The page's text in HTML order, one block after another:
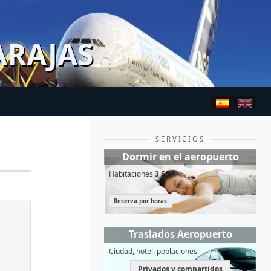
SERVICIOS
Dormir en el aeropuerto
Habitaciones3,5*
Reserva por horas
Traslados Aeropuerto
Ciudad, hotel, poblaciones